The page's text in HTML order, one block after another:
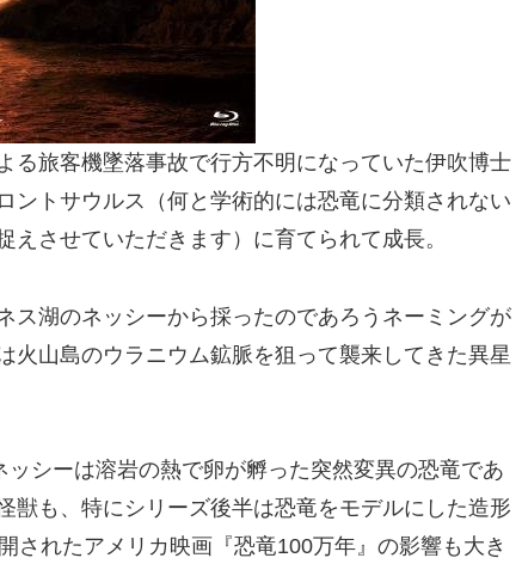
る旅客機墜落事故で行方不明になっていた伊吹博士
ントサウルス（何と学術的には恐竜に分類されない
させていただきます）に育てられて成長。
ス湖のネッシーから採ったのであろうネーミングが
火山島のウラニウム鉱脈を狙って襲来してきた異星
シーは溶岩の熱で卵が孵った突然変異の恐竜であ
獣も、特にシリーズ後半は恐竜をモデルにした造形
されたアメリカ映画『恐竜100万年』の影響も大き